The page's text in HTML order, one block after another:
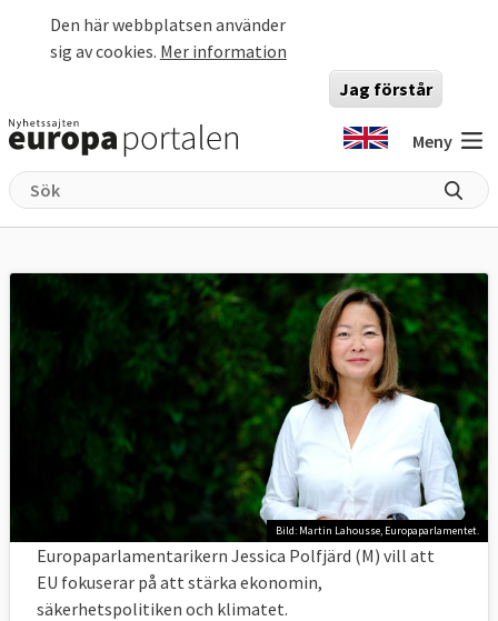
Den här webbplatsen använder
sig av cookies. Mer information
Jag förstår
Meny
Bild: Martin Lahousse, Europaparlamentet.
Europaparlamentarikern Jessica Polfjärd (M) vill att
EU fokuserar på att stärka ekonomin,
säkerhetspolitiken och klimatet.